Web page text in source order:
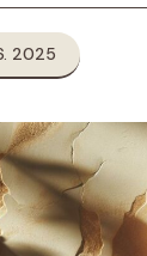
2025